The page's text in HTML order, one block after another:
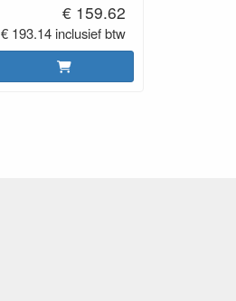
€ 159.62
€ 193.14 inclusief btw